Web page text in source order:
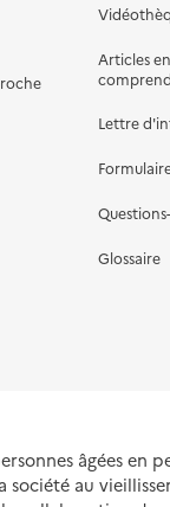
Articles
Lettre
Glossaire
âgées en
au